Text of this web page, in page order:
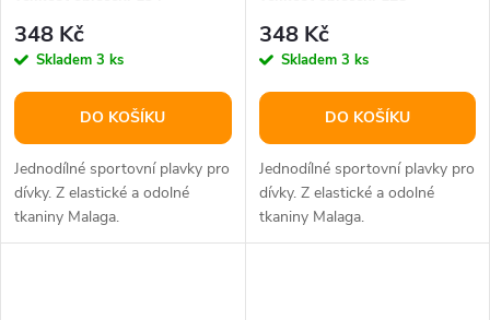
348 Kč
Skladem 3 ks
DO KOŠÍKU
Jednodílné sportovní plavky pro
dívky. Z elastické a odolné
tkaniny Malaga.
348 Kč
Skladem 3 ks
DO KOŠÍKU
Jednodílné sportovní plavky pro
dívky. Z elastické a odolné
tkaniny Malaga.